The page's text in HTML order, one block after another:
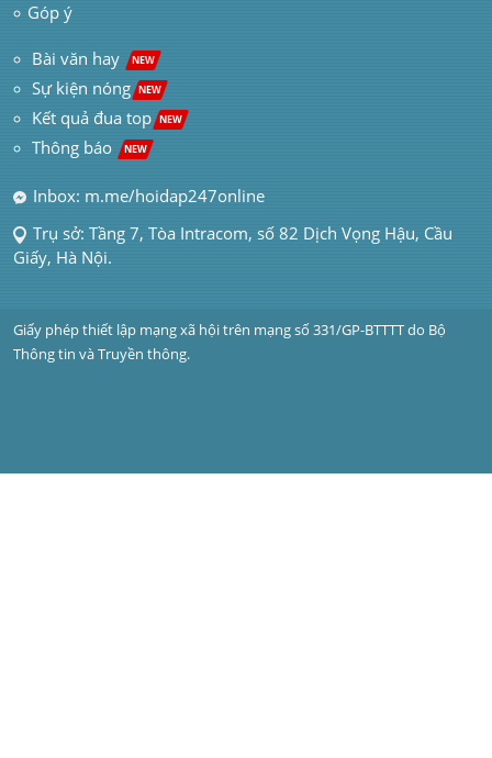
Góp ý
Bài văn hay NEW
Sự kiện nóng NEW
Kết quả đua top NEW
Thông báo NEW
Inbox: m.me/hoidap247online
Trụ sở: Tầng 7, Tòa Intracom, số 82 Dịch Vọng Hậu, Cầu
Giấy, Hà Nội.
Giấy phép thiết lập mạng xã hội trên mạng số 331/GP-BTTTT do Bộ
Thông tin và Truyền thông.